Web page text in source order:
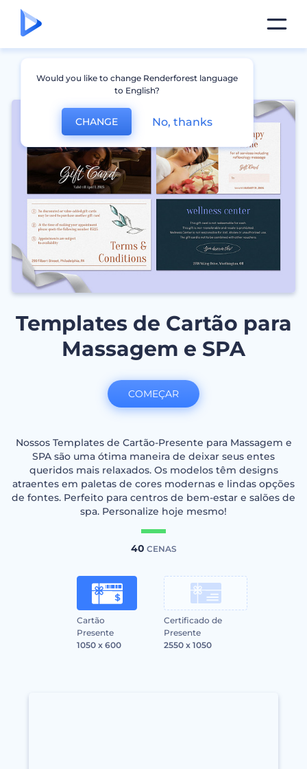
Templates de Cartão para
Massagem e SPA
Nossos Templates de Cartão-Presente para Massagem e
SPA são uma ótima maneira de deixar seus entes
queridos mais relaxados. Os modelos têm designs
atraentes em paletas de cores modernas e lindas opções
de fontes. Perfeito para centros de bem-estar e salões de
spa. Personalize hoje mesmo!
40 CENAS
Cartão
Presente
1050 x 600
Certificado de
Presente
2550 x 1050
COMEÇAR
Would you like to change Renderforest language
to English?
CHANGE No, thanks